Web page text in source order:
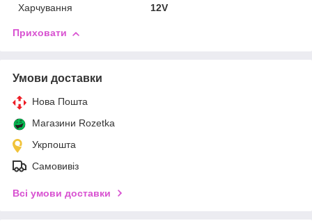
Харчування
12V
Приховати
Умови доставки
Нова Пошта
Магазини Rozetka
Укрпошта
Самовивіз
Всі умови доставки